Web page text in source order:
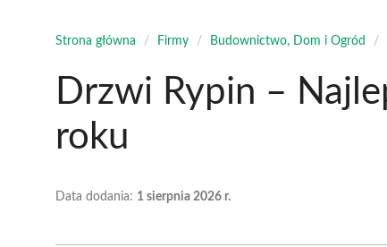
Strona główna / Firmy / Budownictwo, Dom i Ogród /
Drzwi Rypin –
roku
Data dodania: 1 sierpnia 2026 r.